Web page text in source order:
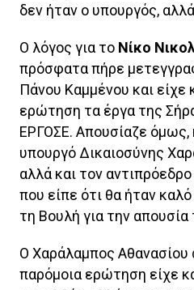
δεν ήταν ο υπουργός,
Ο λόγος για το Νίκο
πρόσφατα πήρε
Πάνου Καμμένου και είχε
ερώτηση τα έργα της
ΕΡΓΟΣΕ. Απουσίαζε όμως,
υπουργό Δικαιοσύνης
αλλά και τον αντιπρόεδρο
που είπε ότι θα ήταν
τη Βουλή για την απουσία
Ο Χαράλαμπος
παρόμοια ερώτηση είχε